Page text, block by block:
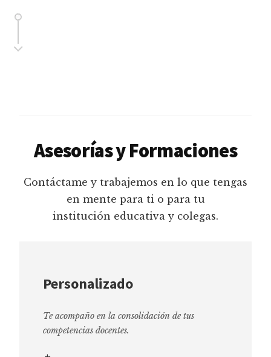
Asesorías y Formaciones
Contáctame y trabajemos en lo que tengas
en mente para ti o para tu
institución educativa y colegas.
Personalizado
Te acompaño en la consolidación de tus
competencias docentes.